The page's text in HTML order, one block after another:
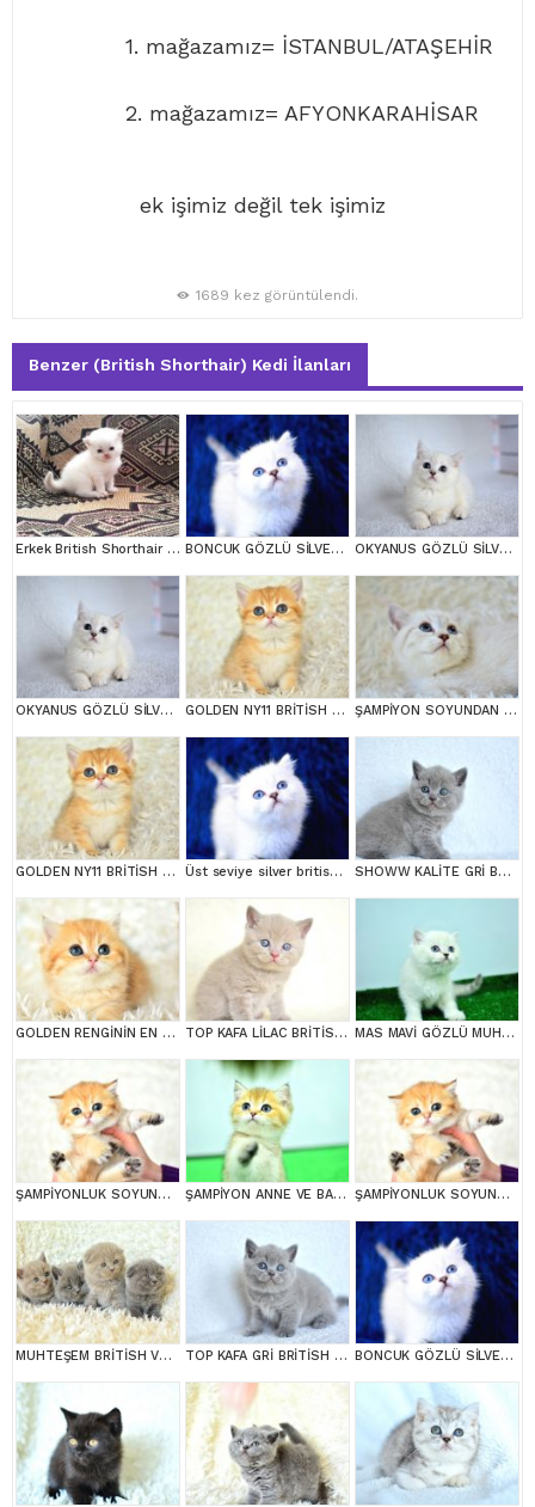
1. mağazamız= İSTANBUL/ATAŞEHİR
2. mağazamız= AFYONKARAHİSAR
ek işimiz değil tek işimiz
1689 kez görüntülendi.
Benzer (British Shorthair) Kedi İlanları
Erkek British Shorthair Red Point BONCUK GÖZLÜ SİLVER BRİTİSH SHORTHAİR NS1133 OKYANUS GÖZLÜ SİLVER POİNT BRİTİSH SHORTHAİR YAVRUMUZ
OKYANUS GÖZLÜ SİLVER POİNT BRİTİSH SHORTHAİR YAVRUMUZ GOLDEN NY11 BRİTİSH SHORTHAİR YAVRUMUZ ŞAMPİYON SOYUNDAN LYNX BRİTİSH SHORTHAİR
GOLDEN NY11 BRİTİSH SHORTHAİR YAVRUMUZ Üst seviye silver british shorthair yavrumuz ns1133 SHOWW KALİTE GRİ BRİTİSH SHORTHAİR YAVRUMUZ
GOLDEN RENGİNİN EN GÜZEL TONU NY11 BRİTİSH SHORTHAİR TOP KAFA LİLAC BRİTİSH SHORTHAİR YAVRULARIMIZ MAS MAVİ GÖZLÜ MUHTEŞEM BRİTİSH SHORTHAİR
ŞAMPİYONLUK SOYUNDAN NY11 GOLDEN BRİTİSH SHORTHAİR ŞAMPİYON ANNE VE BABANI YAVRUSU NY11 GOLDEN BRİTİSH SHORTHAİR YAVRUMUZ ŞAMPİYONLUK SOYUNDAN NY11 GOLDEN BRİTİSH SHORTHAİR
MUHTEŞEM BRİTİSH VE SCOTTİSH YAVRULAR TOP KAFA GRİ BRİTİSH SHORTHAİR YAVRUMUZ BONCUK GÖZLÜ SİLVER BRİTİSH SHORTHAİR NS1133